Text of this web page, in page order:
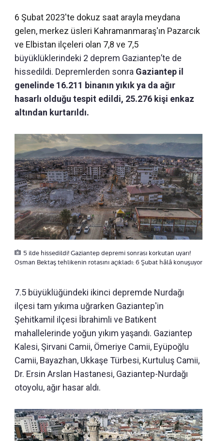
6 Şubat 2023'te dokuz saat arayla meydana
gelen, merkez üsleri Kahramanmaraş'ın Pazarcık
ve Elbistan ilçeleri olan 7,8 ve 7,5
büyüklüklerindeki 2 deprem Gaziantep’te de
hissedildi. Depremlerden sonra Gaziantep il
genelinde 16.211 binanın yıkık ya da ağır
hasarlı olduğu tespit edildi, 25.276 kişi enkaz
altından kurtarıldı.
5 ilde hissedildi! Gaziantep depremi sonrası korkutan uyarı!
Osman Bektaş tehlikenin rotasını açıkladı: 6 Şubat hâlâ konuşuyor
7.5 büyüklüğündeki ikinci depremde Nurdağı
ilçesi tam yıkıma uğrarken Gaziantep'in
Şehitkamil ilçesi İbrahimli ve Batıkent
mahallelerinde yoğun yıkım yaşandı. Gaziantep
Kalesi,Şirvani Camii, Ömeriye Camii, Eyüpoğlu
Camii, Bayazhan, Ukkaşe Türbesi, Kurtuluş Camii,
Dr. Ersin Arslan Hastanesi, Gaziantep-Nurdağı
otoyolu, ağır hasar aldı.